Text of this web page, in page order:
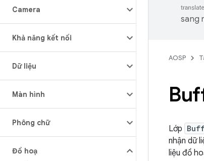
Camera
Khả năng kết nối
Dữ liệu
Màn hình
Phông chữ
Đồ hoạ
sang
AOSP
Lớp
nhận dữ
liệu đồ